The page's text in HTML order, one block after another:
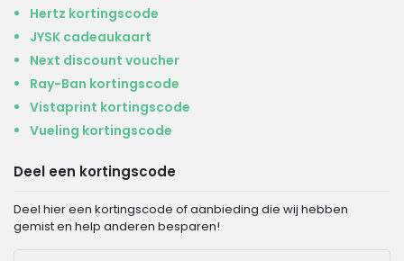
Hertz kortingscode
JYSK cadeaukaart
Next discount voucher
Ray-Ban kortingscode
Vistaprint kortingscode
Vueling kortingscode
Deel een kortingscode
Deel hier een kortingscode of aanbieding die wij hebben
gemist en help anderen besparen!